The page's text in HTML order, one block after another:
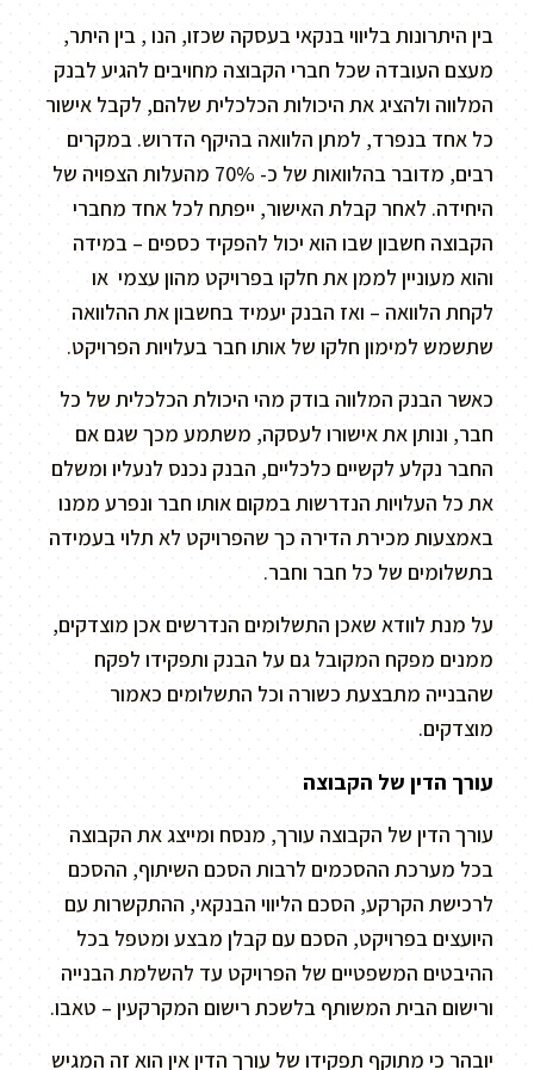
בין היתרונות בליווי בנקאי בעסקה שכזו, הנו , בין היתר,
מעצם העובדה שכל חברי הקבוצה מחויבים להגיע לבנק
המלווה ולהציג את היכולות הכלכלית שלהם, לקבל אישור
כל אחד בנפרד, למתן הלוואה בהיקף הדרוש. במקרים
רבים, מדובר בהלוואות של כ- 70% מהעלות הצפויה של
היחידה. לאחר קבלת האישור, ייפתח לכל אחד מחברי
הקבוצה חשבון שבו הוא יכול להפקיד כספים – במידה
והוא מעוניין לממן את חלקו בפרויקט מהון עצמי או
לקחת הלוואה – ואז הבנק יעמיד בחשבון את ההלוואה
שתשמש למימון חלקו של אותו חבר בעלויות הפרויקט.
כאשר הבנק המלווה בודק מהי היכולת הכלכלית של כל
חבר, ונותן את אישורו לעסקה, משתמע מכך שגם אם
החבר נקלע לקשיים כלכליים, הבנק נכנס לנעליו ומשלם
את כל העלויות הנדרשות במקום אותו חבר ונפרע ממנו
באמצעות מכירת הדירה כך שהפרויקט לא תלוי בעמידה
בתשלומים של כל חבר וחבר.
על מנת לוודא שאכן התשלומים הנדרשים אכן מוצדקים,
ממנים מפקח המקובל גם על הבנק ותפקידו לפקח
שהבנייה מתבצעת כשורה וכל התשלומים כאמור
מוצדקים.
עורך הדין של הקבוצה
עורך הדין של הקבוצה עורך, מנסח ומייצג את הקבוצה
בכל מערכת ההסכמים לרבות הסכם השיתוף, ההסכם
לרכישת הקרקע, הסכם הליווי הבנקאי, ההתקשרות עם
היועצים בפרויקט, הסכם עם קבלן מבצע ומטפל בכל
ההיבטים המשפטיים של הפרויקט עד להשלמת הבנייה
ורישום הבית המשותף בלשכת רישום המקרקעין – טאבו.
יובהר כי מתוקף תפקידו של עורך הדין אין הוא זה המגיש